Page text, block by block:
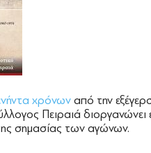
χρόνων από την
Πειραιά διοργανώνει
σημασίας των αγώνων.